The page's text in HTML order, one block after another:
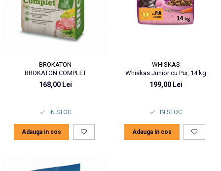
BROKATON
BROKATON COMPLET
168,00 Lei
IN STOC
Adauga in cos
WHISKAS
Whiskas Junior cu Pui, 14 kg
199,00 Lei
IN STOC
Adauga in cos